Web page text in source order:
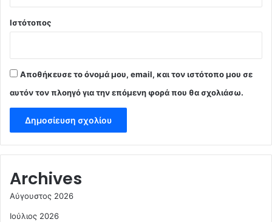
Ιστότοπος
Αποθήκευσε το όνομά μου, email, και τον ιστότοπο μου σε
αυτόν τον πλοηγό για την επόμενη φορά που θα σχολιάσω.
Archives
Αύγουστος 2026
Ιούλιος 2026